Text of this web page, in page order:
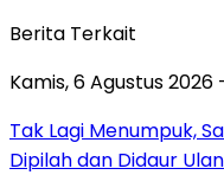
Berita Terkait
Kamis, 6 Agustus 2026
Tak Lagi Menumpuk,
Dipilah dan Didaur